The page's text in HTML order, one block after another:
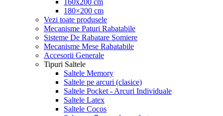
180×200 cm
Vezi toate produsele
Mecanisme Paturi Rabatabile
Sisteme De Rabatare Somiere
Mecanisme Mese Rabatabile
Accesorii Generale
Tipuri Saltele
Saltele Memory
Saltele pe arcuri (clasice)
Saltele Pocket - Arcuri Individuale
Saltele Latex
Saltele Cocos